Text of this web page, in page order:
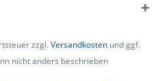
zzgl.Versandkosten und ggf.
nicht anders beschrieben